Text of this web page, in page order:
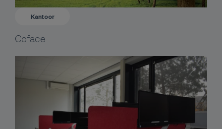
Kantoor
Coface